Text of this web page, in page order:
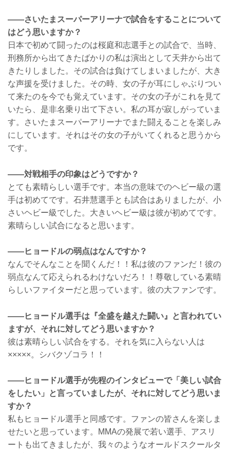
——さいたまスーパーアリーナで試合をすることについて
はどう思いますか？
日本で初めて闘ったのは桜庭和志選手との試合で、当時、
刑務所から出てきたばかりの私は演出として天井から出て
きたりしました。その試合は負けてしまいましたが、大き
な声援を受けました。その時、女の子が耳にしゃぶりつい
て来たのを今でも覚えています。その女の子がこれを見て
いたら、是非名乗り出て下さい。私の耳が寂しがっていま
す。さいたまスーパーアリーナでまた闘えることを楽しみ
にしています。それはその女の子がいてくれると思うから
です。
——対戦相手の印象はどうですか？
とても素晴らしい選手です。本当の意味でのヘビー級の選
手は初めてです。石井慧選手とも試合はありましたが、小
さいヘビー級でした。大きいヘビー級は彼が初めてです。
素晴らしい試合になると思います。
——ヒョードルの弱点はなんですか？
なんでそんなことを聞くんだ！！私は彼のファンだ！彼の
弱点なんて応えられるわけないだろ！！尊敬している素晴
らしいファイターだと思っています。彼の大ファンです。
——ヒョードル選手は『全盛を越えた闘い』と言われてい
ますが、それに対してどう思いますか？
彼は素晴らしい試合をする。それを気に入らない人は
×××××。シバクゾコラ！！
——ヒョードル選手が先程のインタビューで「美しい試合
をしたい」と言っていましたが、それに対してどう思いま
すか？
私もヒョードル選手と同感です。ファンの皆さんを楽しま
せたいと思っています。MMAの発展で若い選手、アスリ
ートも出てきましたが、我々のようなオールドスクールタ